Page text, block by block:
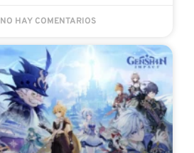
NO HAY COMENTARIOS